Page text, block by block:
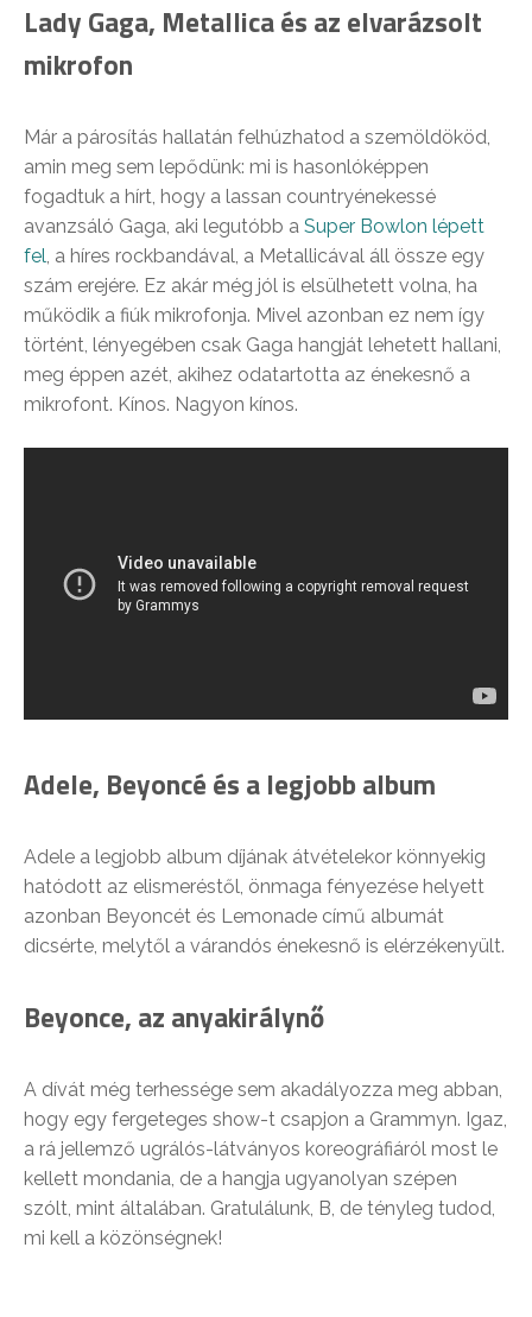
Lady Gaga, Metallica és az elvarázsolt
mikrofon
Már a párosítás hallatán felhúzhatod a szemöldököd,
amin meg sem lepődünk: mi is hasonlóképpen
fogadtuk a hírt, hogy a lassan countryénekessé
avanzsáló Gaga, aki legutóbb a Super Bowlon lépett
fel, a híres rockbandával, a Metallicával áll össze egy
szám erejére. Ez akár még jól is elsülhetett volna, ha
működik a fiúk mikrofonja. Mivel azonban ez nem így
történt, lényegében csak Gaga hangját lehetett hallani,
meg éppen azét, akihez odatartotta az énekesnő a
mikrofont. Kínos. Nagyon kínos.
Adele, Beyoncé és a legjobb album
Adele a legjobb album díjának átvételekor könnyekig
hatódott az elismeréstől, önmaga fényezése helyett
azonban Beyoncét és Lemonade című albumát
dicsérte, melytől a várandós énekesnő is elérzékenyült.
Beyonce, az anyakirálynő
A dívát még terhessége sem akadályozza meg abban,
hogy egy fergeteges show-t csapjon a Grammyn. Igaz,
a rá jellemző ugrálós-látványos koreográfiáról most le
kellett mondania, de a hangja ugyanolyan szépen
szólt, mint általában. Gratulálunk, B, de tényleg tudod,
mi kell a közönségnek!